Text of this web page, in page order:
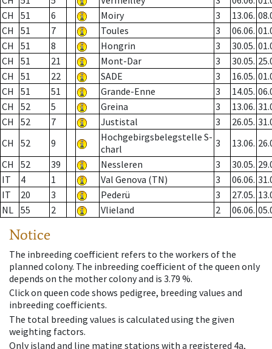
CH
51 6 Moiry 3 13.06.
CH
51 7 Toules 3 06.06.
CH
51 8 Hongrin 3 30.05.
CH
51 21 Mont-Dar 3 30.05.
CH
51 22 SADE 3 16.05.
CH
51 51 Grande-Enne 3 14.05.
CH
52 5 Greina 3 13.06.
CH
52 7 Justistal 3 26.05.
CH
52 9
Hochgebirgsbelegstelle S-
charl
3 13.06.
CH
52 39 Nessleren 3 30.05.
IT
4 1 Val Genova (TN) 3 06.06.
IT
20 3 Pederü 3 27.05.
NL 55 2 Vlieland 2 06.06.
Notice
The inbreeding coefficient refers to the workers of the
planned colony. The inbreeding coefficient of the queen only
depends on the mother colony and is 3.79 %.
Click on queen code shows pedigree, breeding values and
inbreeding coefficients.
The total breeding values is calculated using the given
weighting factors.
Only island and line mating stations with a registered 4a,